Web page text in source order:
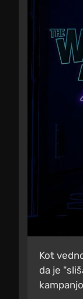
Kot
da je